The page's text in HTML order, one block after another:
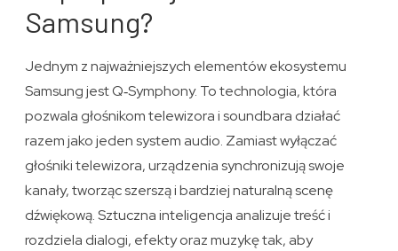
Samsung?
Jednym z najważniejszych elementów ekosystemu
Samsung jest Q‑Symphony. To technologia, która
pozwala głośnikom telewizora i soundbara działać
razem jako jeden system audio. Zamiast wyłączać
głośniki telewizora, urządzenia synchronizują swoje
kanały, tworząc szerszą i bardziej naturalną scenę
dźwiękową. Sztuczna inteligencja analizuje treść i
rozdziela dialogi, efekty oraz muzykę tak, aby